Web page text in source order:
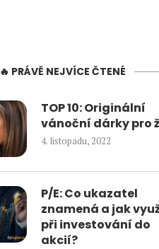
🔥 PRÁVĚ NEJVÍCE ČTENÉ
TOP 10: Originální
vánoční dárky pro
4. listopadu, 2022
P/E: Co ukazatel
znamená a jak
při investování do
akcií?